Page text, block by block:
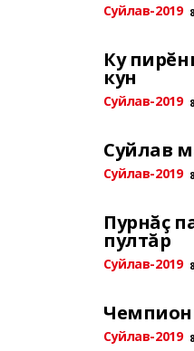
Суйлав-2019
Ку
кун
Суйлав-2019
Суйлав
Суйлав-2019
Пурнăç
пултăр
Суйлав-2019
Суйлав-2019